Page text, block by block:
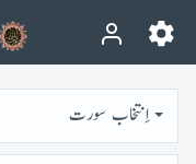
اِنتخاب سورت